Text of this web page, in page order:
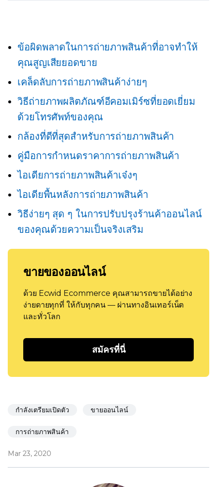
ข้อผิดพลาดในการถ่ายภาพสินค้าที่อาจทำให้
คุณสูญเสียยอดขาย
เคล็ดลับการถ่ายภาพสินค้าง่ายๆ
วิธีถ่ายภาพผลิตภัณฑ์อีคอมเมิร์ซที่ยอดเยี่ยม
ด้วยโทรศัพท์ของคุณ
กล้องที่ดีที่สุดสำหรับการถ่ายภาพสินค้า
คู่มือการกำหนดราคาการถ่ายภาพสินค้า
ไอเดียการถ่ายภาพสินค้าเจ๋งๆ
ไอเดียพื้นหลังการถ่ายภาพสินค้า
วิธีง่ายๆ สุด ๆ ในการปรับปรุงร้านค้าออนไลน์
ของคุณด้วยความเป็นจริงเสริม
ขายของออนไลน์
ด้วย Ecwid Ecommerce คุณสามารถขายได้อย่าง
ง่ายดายทุกที่ ให้กับทุกคน — ผ่านทางอินเทอร์เน็ต
และทั่วโลก
สมัครที่นี่
กำลังเตรียมเปิดตัว ขายออนไลน์
การถ่ายภาพสินค้า
Mar 23, 2020